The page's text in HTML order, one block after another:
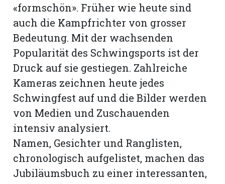
«formschön». Früher wie heute sind
auch die Kampfrichter von grosser
Bedeutung. Mit der wachsenden
Popularität des Schwingsports ist der
Druck auf sie gestiegen. Zahlreiche
Kameras zeichnen heute jedes
Schwingfest auf und die Bilder werden
von Medien und Zuschauenden
intensiv analysiert.
Namen, Gesichter und Ranglisten,
chronologisch aufgelistet, machen das
Jubiläumsbuch zu einer interessanten,